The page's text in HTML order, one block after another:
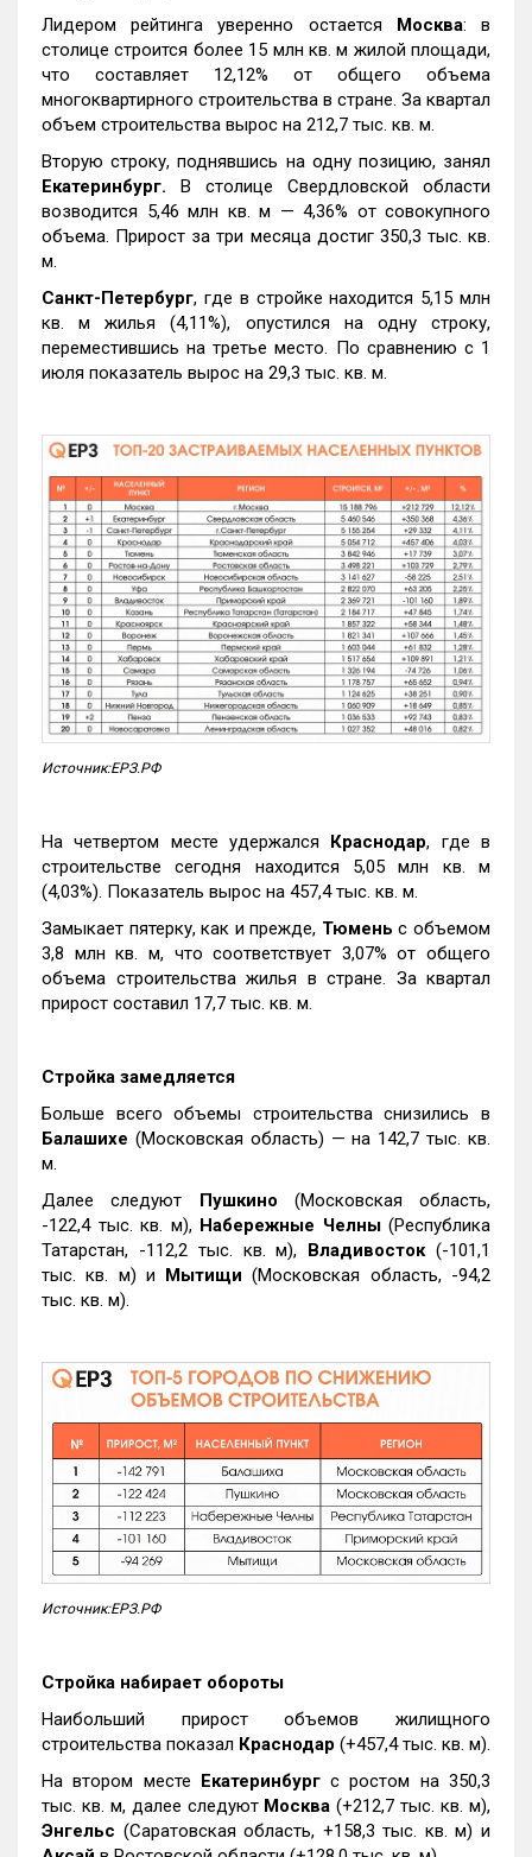
Лидером рейтинга уверенно остается Москва: в
столице строится более 15 млн кв. м жилой площади,
что составляет 12,12% от общего объема
многоквартирного строительства в стране. За квартал
объем строительства вырос на 212,7 тыс. кв. м.
Вторую строку, поднявшись на одну позицию, занял
Екатеринбург. В столице Свердловской области
возводится 5,46 млн кв. м — 4,36% от совокупного
объема. Прирост за три месяца достиг 350,3 тыс. кв.
м.
Санкт-Петербург, где в стройке находится 5,15 млн
кв. м жилья (4,11%), опустился на одну строку,
переместившись на третье место. По сравнению с 1
июля показатель вырос на 29,3 тыс. кв. м.
Источник:ЕРЗ.РФ
На четвертом месте удержался Краснодар, где в
строительстве сегодня находится 5,05 млн кв. м
(4,03%). Показатель вырос на 457,4 тыс. кв. м.
Замыкает пятерку, как и прежде, Тюмень с объемом
3,8 млн кв. м, что соответствует 3,07% от общего
объема строительства жилья в стране. За квартал
прирост составил 17,7 тыс. кв. м.
Стройка замедляется
Больше всего объемы строительства снизились в
Балашихе (Московская область) — на 142,7 тыс. кв.
м.
Далее следуют Пушкино (Московская область,
-122,4 тыс. кв. м), Набережные Челны(Республика
Татарстан, -112,2 тыс. кв. м), Владивосток(-101,1
тыс. кв. м) и Мытищи (Московская область, -94,2
тыс. кв. м).
Источник:ЕРЗ.РФ
Стройка набирает обороты
Наибольший прирост объемов жилищного
строительства показал Краснодар (+457,4 тыс. кв. м).
На втором месте Екатеринбургс ростом на 350,3
тыс. кв. м, далее следуют Москва (+212,7 тыс. кв. м),
Энгельс (Саратовская область, +158,3 тыс. кв. м) и